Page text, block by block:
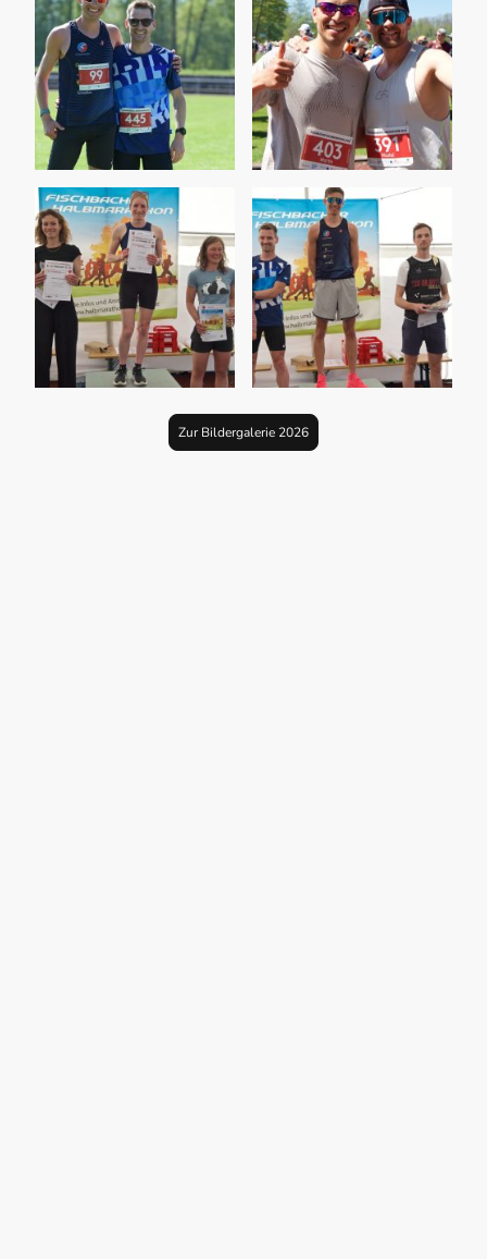
Zur Bildergalerie 2026